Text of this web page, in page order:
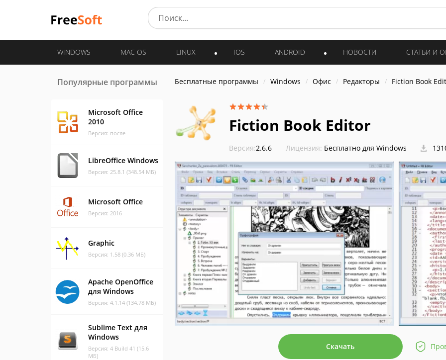
WINDOWS MAC OS LINUX IOS ANDROID НОВОСТИ СТАТЬИ И
Популярные программы
Microsoft Office
2010
Версия: после
LibreOffice Windows
Версия: 25.8.1 (348.54 МБ)
Microsoft Office
Версия: 2016
Graphic
Версия: 1.58 (0.36 МБ)
Apache OpenOffice
для Windows
Версия: 4.1.14 (134.78 МБ)
Sublime Text для
Windows
Версия: 4 Build 41 (15.6
МБ)
Бесплатные программы Windows Офис Редакторы Fiction Book
Fiction Book Editor
Версия:2.6.6 Лицензия: Бесплатно для Windows
Скачать